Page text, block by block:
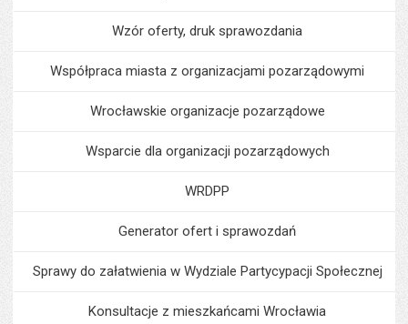
Wzór oferty, druk sprawozdania
Współpraca miasta z organizacjami pozarządowymi
Wrocławskie organizacje pozarządowe
Wsparcie dla organizacji pozarządowych
WRDPP
Generator ofert i sprawozdań
Sprawy do załatwienia w Wydziale Partycypacji Społecznej
Konsultacje z mieszkańcami Wrocławia